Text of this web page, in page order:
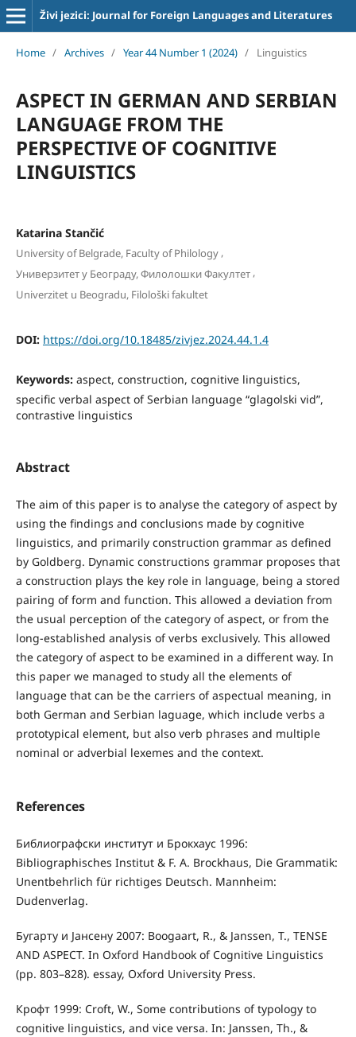
Živi jezici: Journal for Foreign Languages and Literatures
Home / Archives / Year 44 Number 1 (2024) / Linguistics
ASPECT IN GERMAN AND SERBIAN
LANGUAGE FROM THE
PERSPECTIVE OF COGNITIVE
LINGUISTICS
Katarina Stančić
University of Belgrade, Faculty of Philology,
Универзитет у Београду, Филолошки Факултет,
Univerzitet u Beogradu, Filološki fakultet
DOI: https://doi.org/10.18485/zivjez.2024.44.1.4
Keywords: aspect, construction, cognitive linguistics,
specific verbal aspect of Serbian language “glagolski vid”,
contrastive linguistics
Abstract
The aim of this paper is to analyse the category of aspect by
using the findings and conclusions made by cognitive
linguistics, and primarily construction grammar as defined
by Goldberg. Dynamic constructions grammar proposes that
a construction plays the key role in language, being a stored
pairing of form and function. This allowed a deviation from
the usual perception of the category of aspect, or from the
long-established analysis of verbs exclusively. This allowed
the category of aspect to be examined in a different way. In
this paper we managed to study all the elements of
language that can be the carriers of aspectual meaning, in
both German and Serbian laguage, which include verbs a
prototypical element, but also verb phrases and multiple
nominal or adverbial lexemes and the context.
References
Библиографски институт и Брокхаус 1996:
Bibliographisches Institut & F. A. Brockhaus, Die Grammatik:
Unentbehrlich für richtiges Deutsch. Mannheim:
Dudenverlag.
Бyгартy и Јансену 2007: Boogaart, R., & Janssen, T., TENSE
AND ASPECT. In Oxford Handbook of Cognitive Linguistics
(pp. 803–828). essay, Oxford University Press.
Крофт 1999: Croft, W., Some contributions of typology to
cognitive linguistics, and vice versa. In: Janssen, Th., &